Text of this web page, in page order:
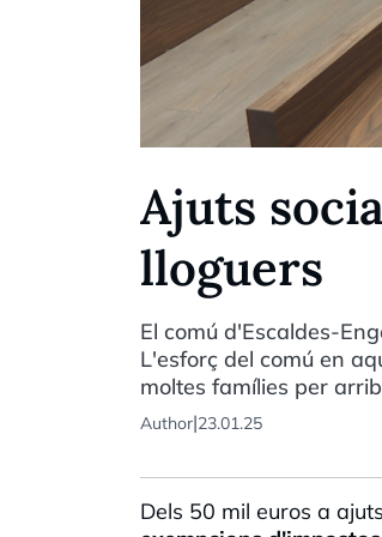
Ajuts
lloguers
El comú d'Escaldes-
L'esforç del comú en
moltes famílies per
Author|23.01.25
Dels 50 mil euros a